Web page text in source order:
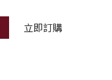
立即訂購